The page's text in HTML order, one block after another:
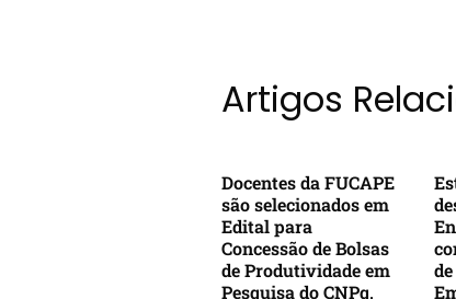
Artigos
Docentes da FUCAPE
são selecionados em
Edital para
Concessão de Bolsas
de Produtividade em
Pesquisa do CNPq,
de